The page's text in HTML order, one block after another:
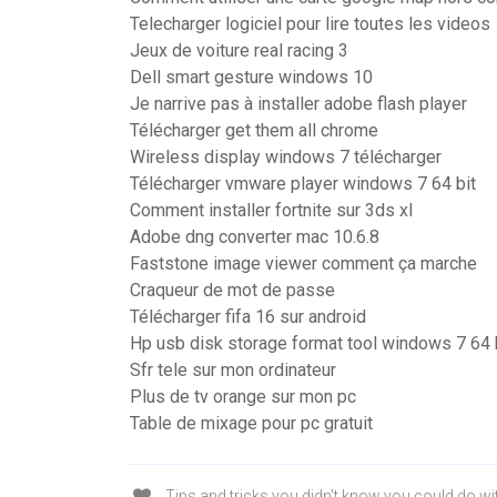
Telecharger logiciel pour lire toutes les videos
Jeux de voiture real racing 3
Dell smart gesture windows 10
Je narrive pas à installer adobe flash player
Télécharger get them all chrome
Wireless display windows 7 télécharger
Télécharger vmware player windows 7 64 bit
Comment installer fortnite sur 3ds xl
Adobe dng converter mac 10.6.8
Faststone image viewer comment ça marche
Craqueur de mot de passe
Télécharger fifa 16 sur android
Hp usb disk storage format tool windows 7 64
Sfr tele sur mon ordinateur
Plus de tv orange sur mon pc
Table de mixage pour pc gratuit